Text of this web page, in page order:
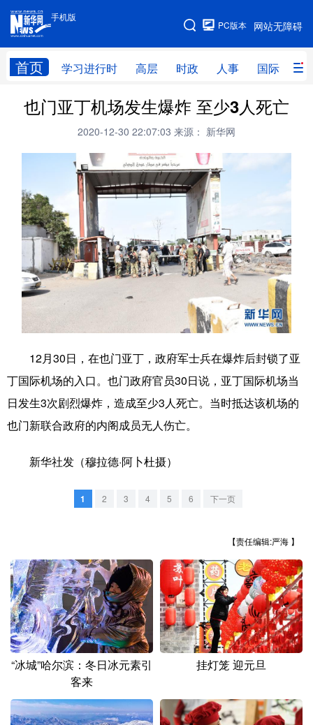
手机版
网站无障碍
PC版本
首页 学习进行时 高层 时政 人事 国际 财
手机版
网站地图
学习进行时 高层 时政 人事
财经 网评
思客智库 全球连线 教育
科技 科创 量子
文化 健康
访谈 视频 图片 政务
法律 中央文件 金融 汽车
食品 信息化 数字经济
能源 会展
彩票 娱乐 时尚 悦读
公益 一带一路 亚太网
文化产业
山西
辽宁 吉林 上海 江苏
浙江 安徽 福建 江西
山东 河南 湖北 湖南
广东 广西 海南 重庆
陕西 甘肃 青海 宁夏
也门亚丁机场发生爆炸 至少3人死亡
2020-12-30 22:07:03 来源： 新华网
12月30日，在也门亚丁，政府军士兵在爆炸后封锁了亚
丁国际机场的入口。也门政府官员30日说，亚丁国际机场当
日发生3次剧烈爆炸，造成至少3人死亡。当时抵达该机场的
也门新联合政府的内阁成员无人伤亡。
新华社发（穆拉德·阿卜杜摄）
1 2 3 4 5 6 下一页
【责任编辑:严海 】
“冰城”哈尔滨：冬日冰元素引
客来
挂灯笼 迎元旦